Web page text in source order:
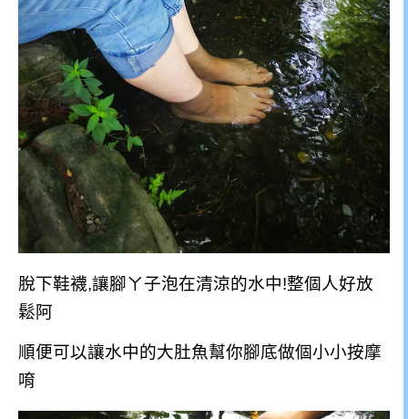
脫下鞋襪,讓腳ㄚ子泡在清涼的水中!整個人好放
鬆阿
順便可以讓水中的大肚魚幫你腳底做個小小按摩
唷